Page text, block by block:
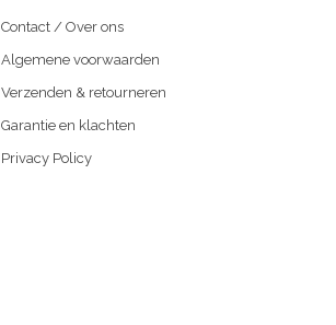
Contact / Over ons
Algemene voorwaarden
Verzenden & retourneren
Garantie en klachten
Privacy Policy